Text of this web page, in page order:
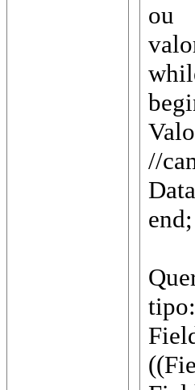
ou
//
end;
tipo: